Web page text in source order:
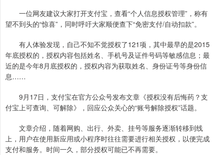
一位网友建议大家打开支付宝，查看“个人信息授权管理”，称有
望不到头的“惊喜”，同时呼吁大家顺便查下“免密支付/自动扣款”。
有人体验发现，自己不知不觉授权了121项，其中最早的是2015
年底授权的，授权内容包括姓名、手机号及证件号码等敏感信息；最
近的是今年8月底授权的，授权内容为获取姓名、身份证号等身份信
息……
9月17日，支付宝在官方公众号发布文章《授权没有后悔药？支
付宝上可查询、可解除》，回应公众关心的“账号解除授权”话题。
文章介绍，随着网购、出行、外卖、挂号等服务逐渐转移到线
上，用户在使用新应用或小程序时往往需要进行相关授权，以便完成
支付和服务。时间一久，部分授权可能已不再需要。